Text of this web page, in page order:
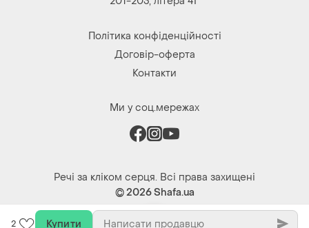
2 Купити
Політика конфіденційності
Договір-оферта
Контакти
Ми у соц.мережах
Речі за кліком серця. Всі права захищені
© 2026Shafa.ua